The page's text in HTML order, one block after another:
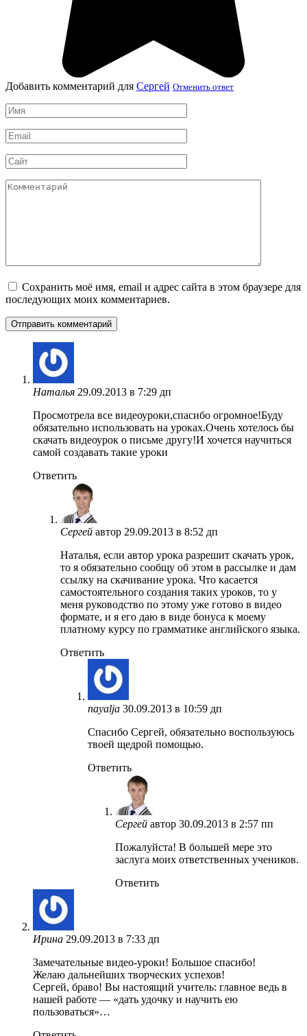
Добавить комментарий для Сергей Отменить ответ
Имя
*
Email
*
Сайт
Комментарий
Сохранить моё имя, email и адрес сайта в этом браузере для
последующих моих комментариев.
Наталья 29.09.2013 в 7:29 дп
Просмотрела все видеоуроки,спасибо огромное!Буду
обязательно использовать на уроках.Очень хотелось бы
скачать видеоурок о письме другу!И хочется научиться
самой создавать такие уроки
Ответить
Сергей автор 29.09.2013 в 8:52 дп
Наталья, если автор урока разрешит скачать урок,
то я обязательно сообщу об этом в рассылке и дам
ссылку на скачивание урока. Что касается
самостоятельного создания таких уроков, то у
меня руководство по этому уже готово в видео
формате, и я его даю в виде бонуса к моему
платному курсу по грамматике английского языка.
Ответить
nayalja 30.09.2013 в 10:59 дп
Спасибо Сергей, обязательно воспользуюсь
твоей щедрой помощью.
Ответить
Сергей автор 30.09.2013 в 2:57 пп
Пожалуйста! В большей мере это
заслуга моих ответственных учеников.
Ответить
Ирина 29.09.2013 в 7:33 дп
Замечательные видео-уроки! Большое спасибо!
Желаю дальнейших творческих успехов!
Сергей, браво! Вы настоящий учитель: главное ведь в
нашей работе — «дать удочку и научить ею
пользоваться»…